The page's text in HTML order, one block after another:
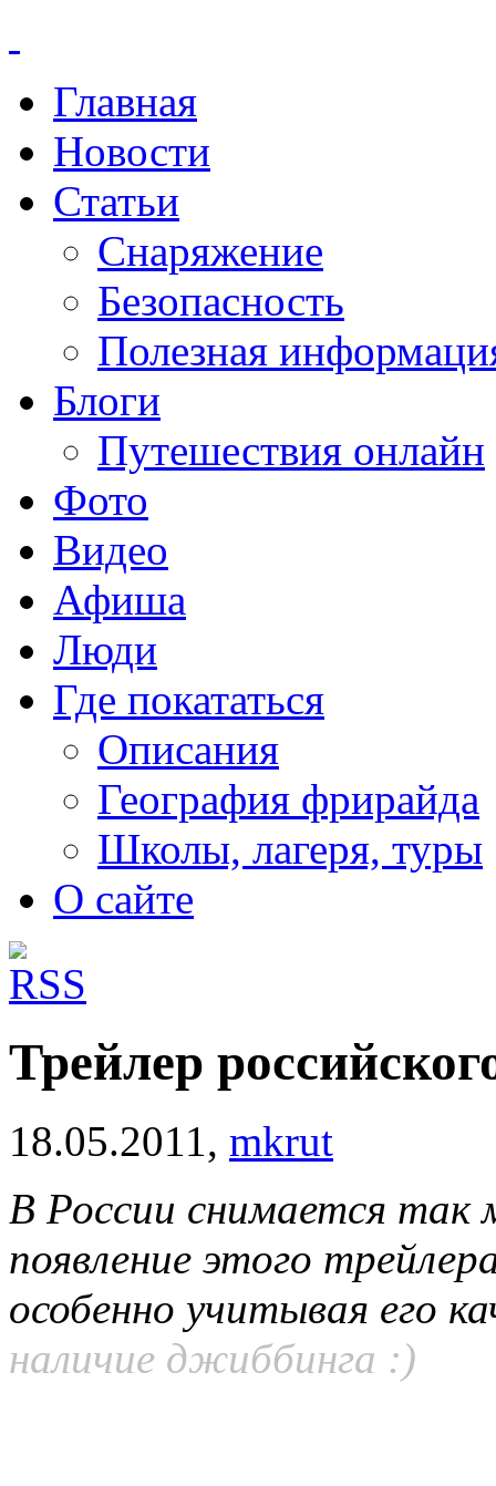
Главная
Новости
Статьи
Снаряжение
Безопасность
Полезная
Блоги
Путешествия онлайн
Фото
Видео
Афиша
Люди
Где покататься
Описания
География фрирайда
Школы, лагеря, туры
О сайте
Трейлер
18.05.2011, mkrut
В России снимается так
появление этого
особенно учитывая его
наличие джиббинга :)